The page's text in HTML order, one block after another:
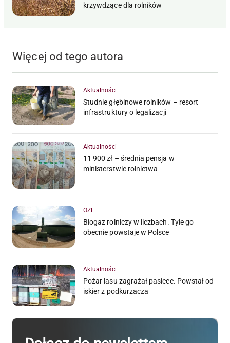
krzywdzące dla rolników
Więcej od tego autora
Aktualności
Studnie głębinowe rolników – resort
infrastruktury o legalizacji
Aktualności
11 900 zł – średnia pensja w
ministerstwie rolnictwa
OZE
Biogaz rolniczy w liczbach. Tyle go
obecnie powstaje w Polsce
Aktualności
Pożar lasu zagrażał pasiece. Powstał od
iskier z podkurzacza